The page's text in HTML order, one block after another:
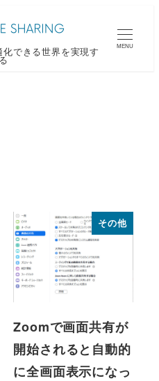
できる世界を実現す MENU
その他
Zoomで画面共有が
開始されると自動的
に全画面表示になっ